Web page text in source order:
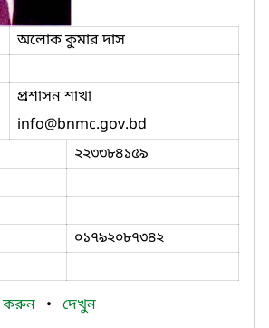
অলোক কুমার দাস
প্রশাসন শাখা
info@bnmc.gov.bd
২২৩৩৮৪১৫৯
০১৭৯২০৮৭৩৪২
করুন • দেখুন